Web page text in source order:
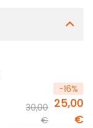
-16%
30,00
€
25,00
€